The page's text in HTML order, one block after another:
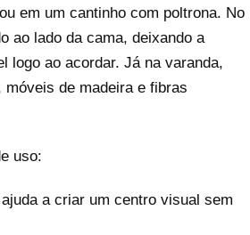
em um cantinho com poltrona. No
ao lado da cama, deixando a
logo ao acordar. Já na varanda,
de madeira e fibras
uso:
ajuda a criar um centro visual sem